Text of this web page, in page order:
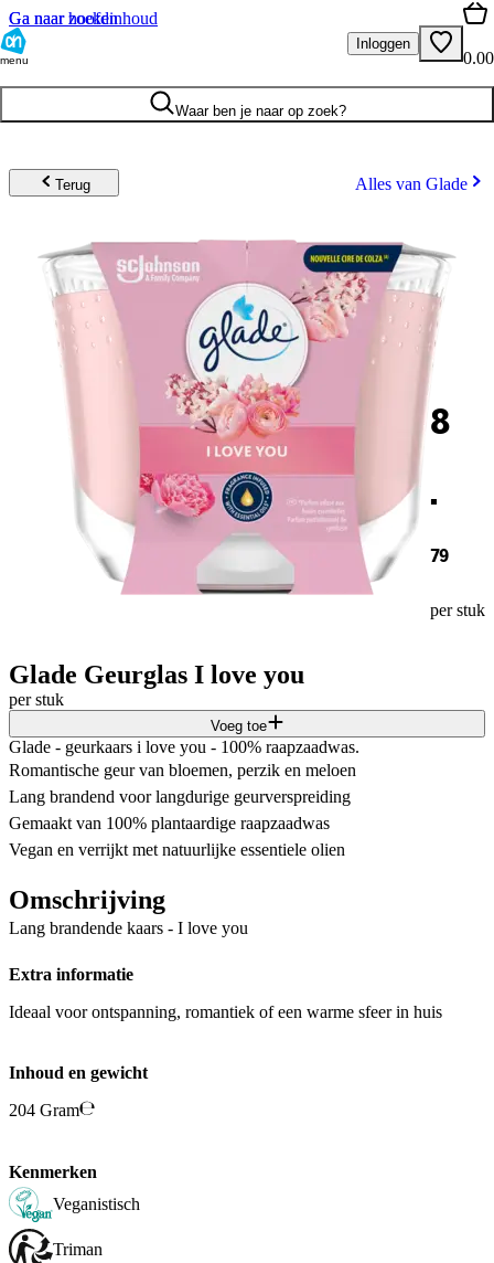
Ga naar hoofdinhoud
Ga naar zoeken
menu
Inloggen
0.00
Waar ben je naar op zoek?
Terug Alles van Glade
8
.
79
per stuk
Glade Geurglas I love you
per stuk
Voeg toe
Glade - geurkaars i love you - 100% raapzaadwas.
Romantische geur van bloemen, perzik en meloen
Lang brandend voor langdurige geurverspreiding
Gemaakt van 100% plantaardige raapzaadwas
Vegan en verrijkt met natuurlijke essentiele olien
Omschrijving
Lang brandende kaars - I love you
Extra informatie
Ideaal voor ontspanning, romantiek of een warme sfeer in huis
Inhoud en gewicht
204 Gram
Kenmerken
Veganistisch
Triman